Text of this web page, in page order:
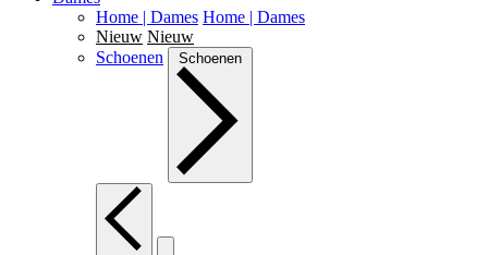
Home | Dames Home | Dames
Nieuw Nieuw
Schoenen
Schoenen